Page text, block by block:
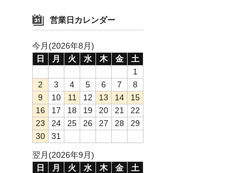
営業日カレンダー
今月(2026年8月)
日
月 火 水 木 金
土
1
2
3 4 5 6 7
8
9
10 11 12 13 14
15
16
17 18 19 20 21
22
23
24 25 26 27 28
29
30
31
翌月(2026年9月)
日
月 火 水 木 金
土